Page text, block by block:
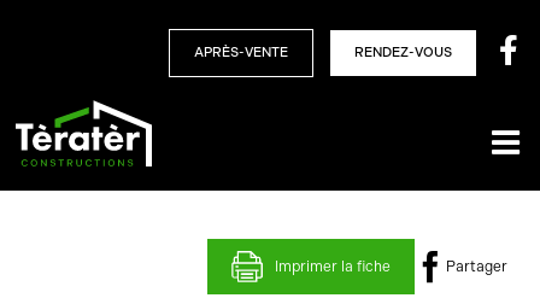
APRÈS-VENTE RENDEZ-VOUS
Imprimer la fiche Partager